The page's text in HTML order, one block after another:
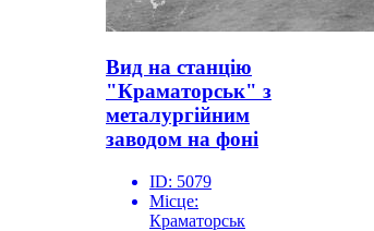
Вид на станцію
"Краматорськ" з
металургійним
заводом на фоні
ID: 5079
Місце:
Краматорськ